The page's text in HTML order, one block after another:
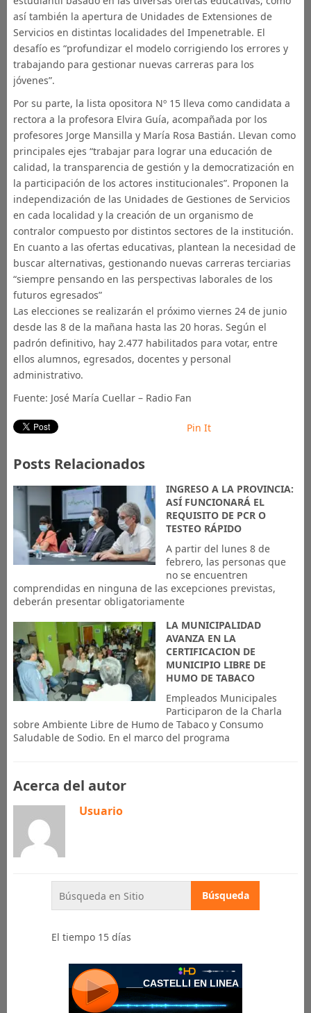
así también la apertura de Unidades de Extensiones de
Servicios en distintas localidades del Impenetrable. El
desafío es “profundizar el modelo corrigiendo los errores y
trabajando para gestionar nuevas carreras para los
jóvenes”.
Por su parte, la lista opositora Nº 15 lleva como candidata a
rectora a la profesora Elvira Guía, acompañada por los
profesores Jorge Mansilla y María Rosa Bastián. Llevan como
principales ejes “trabajar para lograr una educación de
calidad, la transparencia de gestión y la democratización en
la participación de los actores institucionales”. Proponen la
independización de las Unidades de Gestiones de Servicios
en cada localidad y la creación de un organismo de
contralor compuesto por distintos sectores de la institución.
En cuanto a las ofertas educativas, plantean la necesidad de
buscar alternativas, gestionando nuevas carreras terciarias
“siempre pensando en las perspectivas laborales de los
futuros egresados”
Las elecciones se realizarán el próximo viernes 24 de junio
desde las 8 de la mañana hasta las 20 horas. Según el
padrón definitivo, hay 2.477 habilitados para votar, entre
ellos alumnos, egresados, docentes y personal
administrativo.
Fuente: José María Cuellar – Radio Fan
Pin It
Posts Relacionados
INGRESO A LA PROVINCIA:
ASÍ FUNCIONARÁ EL
REQUISITO DE PCR O
TESTEO RÁPIDO
A partir del lunes 8 de
febrero, las personas que
no se encuentren
comprendidas en ninguna de las excepciones previstas,
deberán presentar obligatoriamente
LA MUNICIPALIDAD
AVANZA EN LA
CERTIFICACION DE
MUNICIPIO LIBRE DE
HUMO DE TABACO
Empleados Municipales
Participaron de la Charla
sobre Ambiente Libre de Humo de Tabaco y Consumo
Saludable de Sodio. En el marco del programa
Acerca del autor
Usuario
El tiempo 15 días